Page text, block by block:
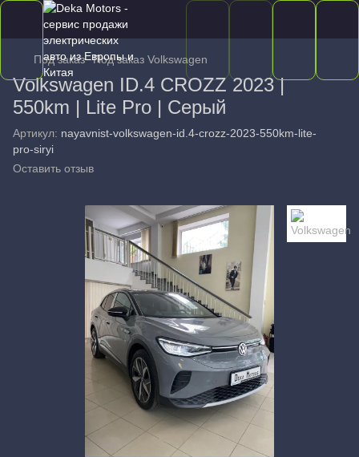
Под заказ Под заказ Volkswagen
Volkswagen ID.4 CROZZ 2023 |
550km | Lite Pro | Серый
Артикул: nayavnist-volkswagen-id.4-crozz-2023-550km-lite-
pro-siryi
Оставить отзыв